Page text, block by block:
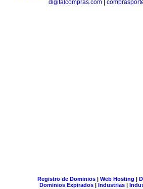
digitalcompras.com
Registro de Dominios| Web Hosting |
Dominios Expirados | Industrias |